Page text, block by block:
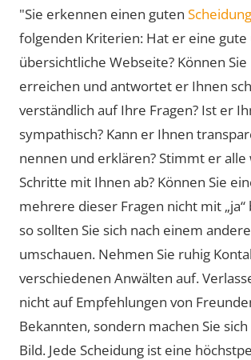
"Sie erkennen einen guten
folgenden Kriterien: Hat er eine gute
übersichtliche Webseite? Können
erreichen und antwortet er Ihnen
verständlich auf Ihre Fragen? Ist er
sympathisch? Kann er Ihnen
nennen und erklären? Stimmt er
Schritte mit Ihnen ab? Können Sie
mehrere dieser Fragen nicht mit
so sollten Sie sich nach einem
umschauen. Nehmen Sie ruhig
verschiedenen Anwälten auf.
nicht auf Empfehlungen von
Bekannten, sondern machen Sie
Bild. Jede Scheidung ist eine